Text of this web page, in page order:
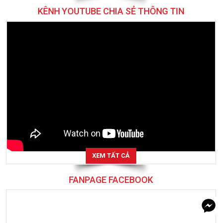
KÊNH YOUTUBE CHIA SẺ THÔNG TIN
XEM TẤT CẢ
FANPAGE FACEBOOK